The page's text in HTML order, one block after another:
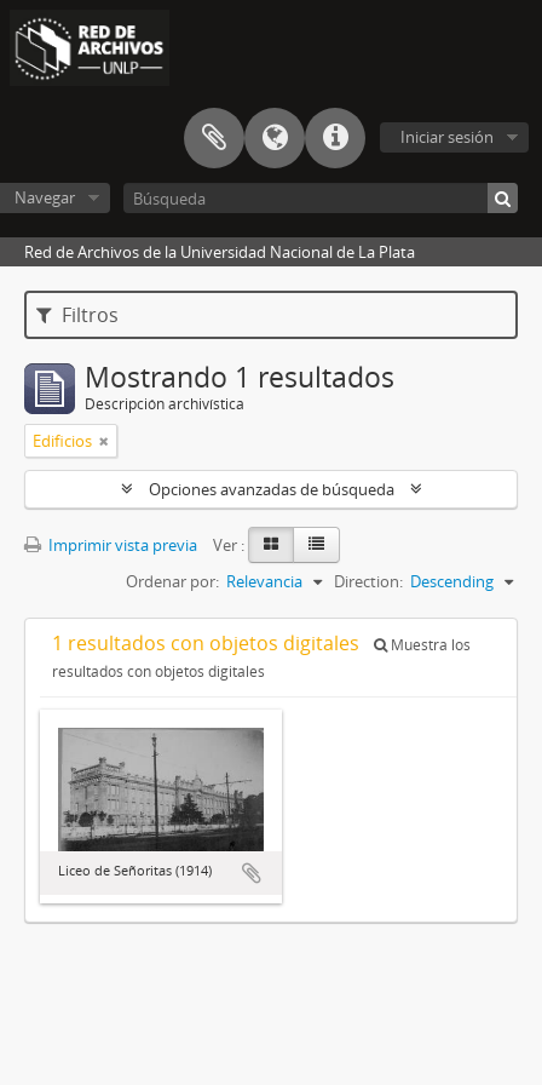
Iniciar sesión
Navegar
Red de Archivos de la Universidad Nacional de La Plata
Filtros
Mostrando 1 resultados
Descripción archivística
Edificios
Opciones avanzadas de búsqueda
Imprimir vista previa
Ver :
Ordenar por: Relevancia Direction: Descending
1 resultados con objetos digitales
Muestra los
resultados con objetos digitales
Liceo de Señoritas (1914)